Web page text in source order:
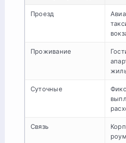
Проезд
Проживание
Суточные
Связь